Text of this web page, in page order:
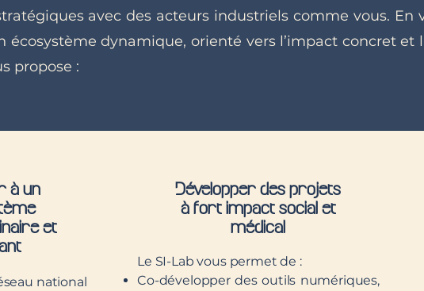
avec des acteurs industriels comme vous. En
écosystème dynamique, orienté vers l’impact concret et
propose :
à un
et
national
Développer des projets
à fort impact social et
médical
Le SI-Lab vous permet de :
Co-développer des outils numériques,